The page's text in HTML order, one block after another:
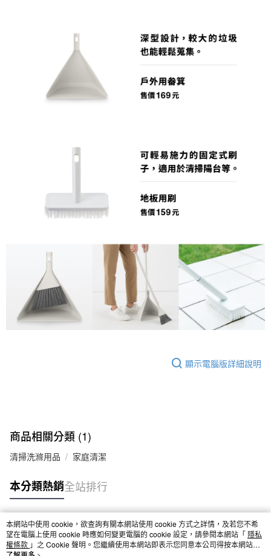
顯示電腦版詳細說明
商品相關分類 (1)
清掃洗滌用品 家庭清潔
本分類熱銷全站排行
熱門標籤
本網站中使用 cookie，欲查詢有關本網站使用 cookie 方式之詳情，及若您不希
望在電腦上使用 cookie 時應如何變更電腦的 cookie 設定，請參閱本網站「 隱私
權條款 」之 Cookie 聲明。您繼續使用本網站即表示您同意本公司得按本網站使